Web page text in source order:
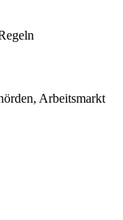
Arbeitsmarkt